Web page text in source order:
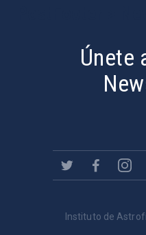
Únete
Instituto de